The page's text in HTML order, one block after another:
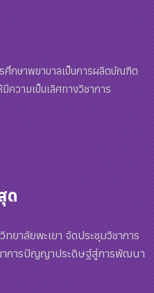
ศึกษาพยาบาลเป็นการผลิตบัณฑิต
ความเป็นเลิศทางวิชาการ
ด
ยาลัยพะเยา จัดประชุมวิชาการ
าการปัญญาประดิษฐ์สู่การพัฒนา